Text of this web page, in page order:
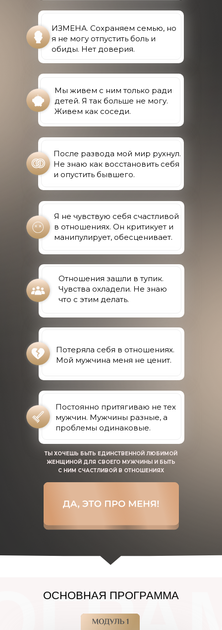
ИЗМЕНА. Сохраняем семью, но
я не могу отпустить боль и
обиды. Нет доверия.
После развода мой мир рухнул.
Не знаю как восстановить себя
и опустить бывшего.
Постоянно притягиваю не тех
мужчин. Мужчины разные, а
проблемы одинаковые.
Я не чувствую себя счастливой
в отношениях. Он критикует и
манипулирует, обесценивает.
Отношения зашли в тупик.
Чувства охладели. Не знаю
что с этим делать.
Мы живем с ним только ради
детей. Я так больше не могу.
Живем как соседи.
ТЫ ХОЧЕШЬ БЫТЬ ЕДИНСТВЕННОЙ ЛЮБИМОЙ
ЖЕНЩИНОЙ ДЛЯ СВОЕГО МУЖЧИНЫ И БЫТЬ
С НИМ СЧАСТЛИВОЙ В ОТНОШЕНИЯХ
Потеряла себя в отношениях.
Мой мужчина меня не ценит.
ОСНОВНАЯ ПРОГРАММА